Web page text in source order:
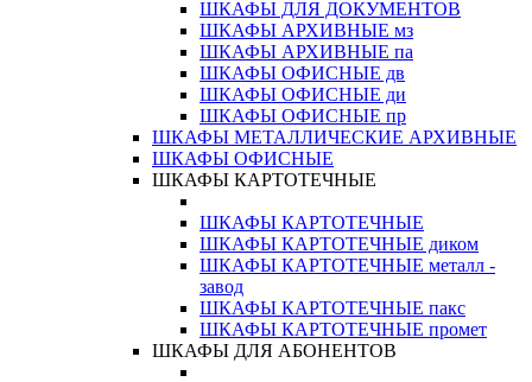
ШКАФЫ ДЛЯ ДОКУМЕНТОВ
ШКАФЫ АРХИВНЫЕ мз
ШКАФЫ АРХИВНЫЕ па
ШКАФЫ ОФИСНЫЕ дв
ШКАФЫ ОФИСНЫЕ ди
ШКАФЫ ОФИСНЫЕ пр
ШКАФЫ МЕТАЛЛИЧЕСКИЕ АРХИВНЫЕ
ШКАФЫ ОФИСНЫЕ
ШКАФЫ КАРТОТЕЧНЫЕ
ШКАФЫ КАРТОТЕЧНЫЕ
ШКАФЫ КАРТОТЕЧНЫЕ диком
ШКАФЫ КАРТОТЕЧНЫЕ металл -
завод
ШКАФЫ КАРТОТЕЧНЫЕ пакс
ШКАФЫ КАРТОТЕЧНЫЕ промет
ШКАФЫ ДЛЯ АБОНЕНТОВ